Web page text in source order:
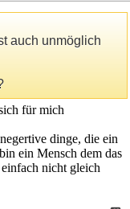
auch unmöglich
für mich
dinge, die ein
ein Mensch dem das
nicht gleich